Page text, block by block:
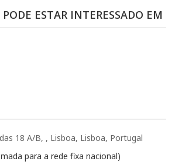
ESTAR INTERESSADO EM
18 A/B, , Lisboa, Lisboa, Portugal
para a rede fixa nacional)